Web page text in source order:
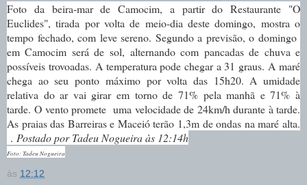
Foto da beira-mar de Camocim, a partir do Restaurante "O
Euclides", tirada por volta de meio-dia deste domingo, mostra o
tempo fechado, com leve sereno. Segundo a previsão, o domingo
em Camocim será de sol, alternando com pancadas de chuva e
possíveis trovoadas. A temperatura pode chegar a 31 graus. A maré
chega ao seu ponto máximo por volta das 15h20. A umidade
relativa do ar vai girar em torno de 71% pela manhã e 71% à
tarde. O vento promete uma velocidade de 24km/h durante à tarde.
As praias das Barreiras e Maceió terão 1,3m de ondas na maré alta.
. Postado por Tadeu Nogueira às 12:14h
Foto: Tadeu Nogueira
às 12:12